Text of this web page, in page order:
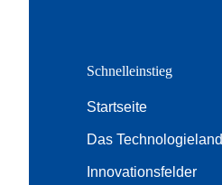
Schnelleinstieg
Startseite
Das Technologieland
Innovationsfelder